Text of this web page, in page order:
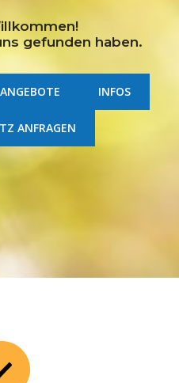
gefunden haben.
INFOS
ANFRAGEN